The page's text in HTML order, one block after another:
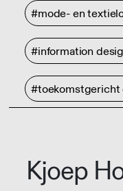
#mode- en
#information
#toekomstgericht
Kjoep